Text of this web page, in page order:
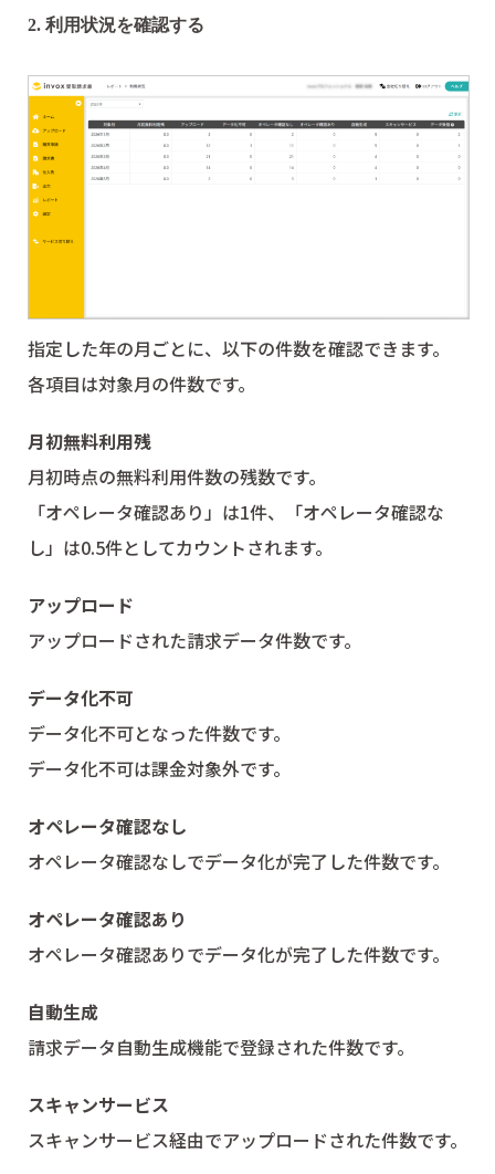
2. 利用状況を確認する
指定した年の月ごとに、以下の件数を確認できます。
各項目は対象月の件数です。
月初無料利用残
月初時点の無料利用件数の残数です。
「オペレータ確認あり」は1件、「オペレータ確認な
し」は0.5件としてカウントされます。
アップロード
アップロードされた請求データ件数です。
データ化不可
データ化不可となった件数です。
データ化不可は課金対象外です。
オペレータ確認なし
オペレータ確認なしでデータ化が完了した件数です。
オペレータ確認あり
オペレータ確認ありでデータ化が完了した件数です。
自動生成
請求データ自動生成機能で登録された件数です。
スキャンサービス
スキャンサービス経由でアップロードされた件数です。